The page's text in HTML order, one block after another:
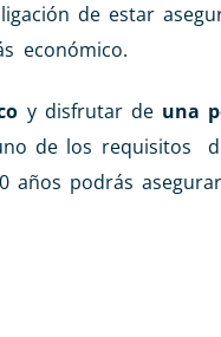
de estar
económico.
y disfrutar de una
de los requisitos
años podrás